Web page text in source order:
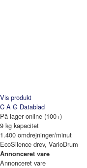
Vis produkt
C A G Datablad
På lager online (100+)
9 kg kapacitet
1.400 omdrejninger/minut
EcoSilence drev, VarioDrum
Annonceret vare
Annonceret vare